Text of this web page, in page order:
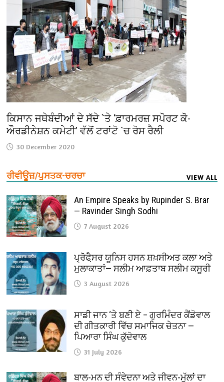
ਕਿਸਾਨ ਜਥੇਬੰਦੀਆਂ ਦੇ ਸੱਦੇ `ਤੇ ‘ਫ਼ਾਰਮਰਜ਼ ਸਪੋਰਟ ਕੋ-
ਔਰਡੀਨੇਸ਼ਨ ਕਮੇਟੀ’ ਵੱਲੋਂ ਟਰਾਂਟੋ `ਚ ਰੋਸ ਰੈਲੀ
30 December 2020
ਰੀਵੀਊਜ਼/ਪੁਸਤਕ-ਚਰਚਾ VIEW ALL
An Empire Speaks by Rupinder S. Brar
— Ravinder Singh Sodhi
7 August 2026
ਪ੍ਰੋਫੈ਼ਸਰ ਯੂਨਿਸ ਹਸਨ ਸ਼ਖ਼ਸੀਅਤ ਕਲਾ ਅਤੇ
ਮੁਲਾਕਾਤਾਂ— ਸਲੀਮ ਆਫ਼ਤਾਬ ਸਲੀਮ ਕਸੂਰੀ
3 August 2026
ਸਾਡੀ ਜਾਨ ‘ਤੇ ਬਣੀ ਏ – ਗੁਰਮਿੰਦਰ ਕੈਂਡੋਵਾਲ
ਦੀ ਗੀਤਕਾਰੀ ਵਿੱਚ ਸਮਾਜਿਕ ਚੇਤਨਾ —
ਪਿਆਰਾ ਸਿੰਘ ਕੁੱਦੋਵਾਲ
31 July 2026
ਬਾਲ-ਮਨ ਦੀ ਸੰਵੇਦਨਾ ਅਤੇ ਜੀਵਨ-ਮੁੱਲਾਂ ਦਾ